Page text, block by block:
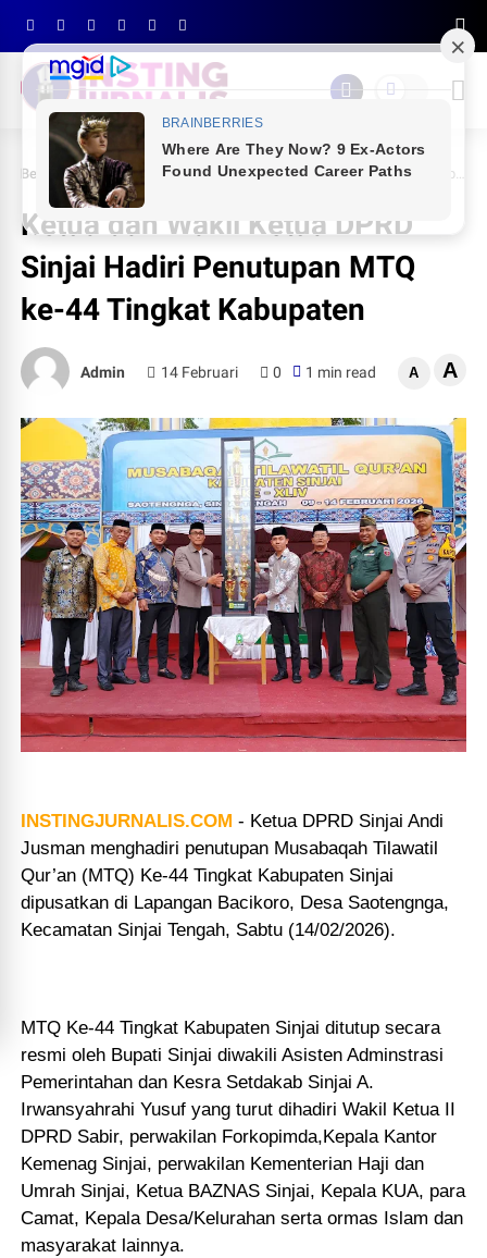
Beranda NEWS Ketua dan Wakil Ketua DPRD Sinjai Hadiri Penutupan MTQ ke-44 Tingkat Kabupaten
Ketua dan Wakil Ketua DPRD
Sinjai Hadiri Penutupan MTQ
ke-44 Tingkat Kabupaten
Admin 14 Februari 0 1 min read A A
INSTINGJURNALIS.COM - Ketua DPRD Sinjai Andi
Jusman menghadiri penutupan Musabaqah Tilawatil
Qur’an (MTQ) Ke-44 Tingkat Kabupaten Sinjai
dipusatkan di Lapangan Bacikoro, Desa Saotengnga,
Kecamatan Sinjai Tengah, Sabtu (14/02/2026).
MTQ Ke-44 Tingkat Kabupaten Sinjai ditutup secara
resmi oleh Bupati Sinjai diwakili Asisten Adminstrasi
Pemerintahan dan Kesra Setdakab Sinjai A.
Irwansyahrahi Yusuf yang turut dihadiri Wakil Ketua II
DPRD Sabir, perwakilan Forkopimda,Kepala Kantor
Kemenag Sinjai, perwakilan Kementerian Haji dan
Umrah Sinjai, Ketua BAZNAS Sinjai, Kepala KUA, para
Camat, Kepala Desa/Kelurahan serta ormas Islam dan
masyarakat lainnya.